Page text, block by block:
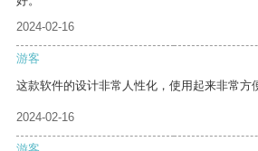
2024-02-16
游客
这款软件的设计非常人性化，使用起来非常方
2024-02-16